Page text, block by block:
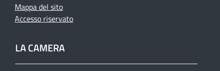
Mappa del sito
Accesso riservato
LA CAMERA